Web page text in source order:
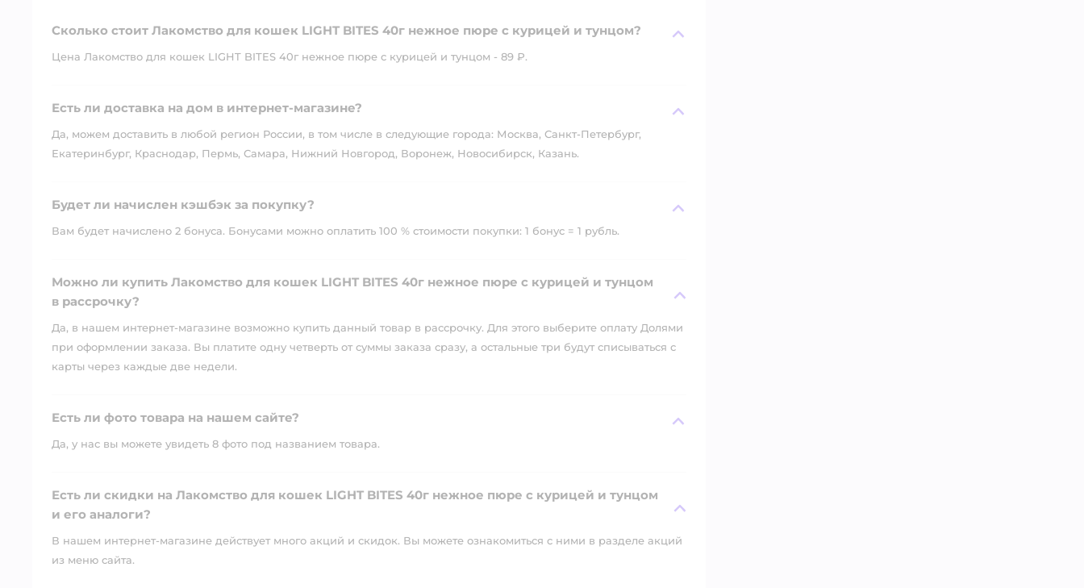
Сколько стоит Лакомство для кошек LIGHT BITES 40г нежное пюре с курицей и тунцом?
Цена Лакомство для кошек LIGHT BITES 40г нежное пюре с курицей и тунцом - 89 ₽.
Есть ли доставка на дом в интернет-магазине?
Да, можем доставить в любой регион России, в том числе в следующие города: Москва, Санкт-Петербург,
Екатеринбург, Краснодар, Пермь, Самара, Нижний Новгород, Воронеж, Новосибирск, Казань.
Будет ли начислен кэшбэк за покупку?
Вам будет начислено 2 бонуса. Бонусами можно оплатить 100 % стоимости покупки: 1 бонус = 1 рубль.
Можно ли купить Лакомство для кошек LIGHT BITES 40г нежное пюре с курицей и тунцом
в рассрочку?
Да, в нашем интернет-магазине возможно купить данный товар в рассрочку. Для этого выберите оплату Долями
при оформлении заказа. Вы платите одну четверть от суммы заказа сразу, а остальные три будут списываться с
карты через каждые две недели.
Есть ли фото товара на нашем сайте?
Да, у нас вы можете увидеть 8 фото под названием товара.
Есть ли скидки на Лакомство для кошек LIGHT BITES 40г нежное пюре с курицей и тунцом
и его аналоги?
В нашем интернет-магазине действует много акций и скидок. Вы можете ознакомиться с ними в разделе акций
из меню сайта.